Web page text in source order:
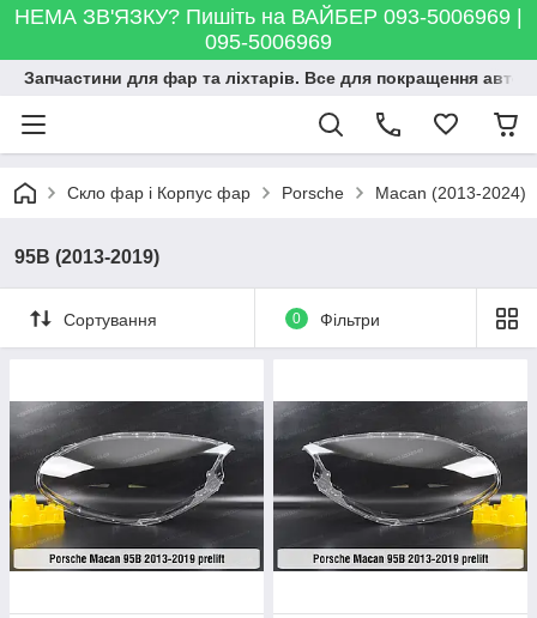
НЕМА ЗВ'ЯЗКУ? Пишіть на ВАЙБЕР 093-5006969 |
095-5006969
Запчастини для фар та ліхтарів. Все для покращення
Скло фар і Корпус фар Porsche Macan (2013-2024)
95B (2013-2019)
Сортування 0 Фільтри